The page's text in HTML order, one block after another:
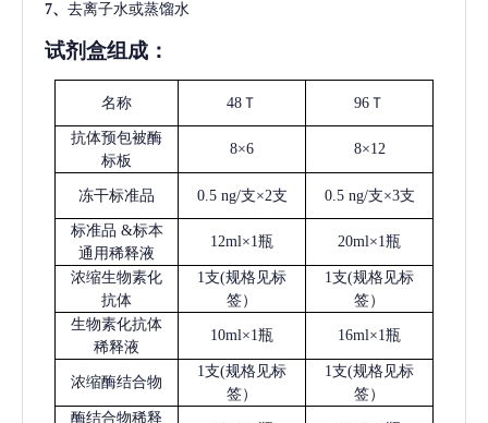
7、 去离子水或蒸馏水
试剂盒组成：
名称 48Ｔ 96Ｔ
抗体预包被酶
标板
8×6 8×12
冻干标准品 0.5 ng/支×2支 0.5 ng/支×3支
标准品 &标本
通用稀释液
12ml×1瓶 20ml×1瓶
浓缩生物素化
抗体
1支(规格见标
签）
1支(规格见标
签）
生物素化抗体
稀释液
10ml×1瓶 16ml×1瓶
浓缩酶结合物
1支(规格见标
签）
1支(规格见标
签）
酶结合物稀释